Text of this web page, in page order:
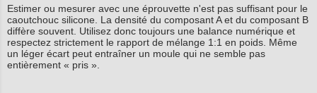
Estimer ou mesurer avec une éprouvette n'est pas suffisant pour le
caoutchouc silicone. La densité du composant A et du composant B
diffère souvent. Utilisez donc toujours une balance numérique et
respectez strictement le rapport de mélange 1:1 en poids. Même
un léger écart peut entraîner un moule qui ne semble pas
entièrement « pris ».